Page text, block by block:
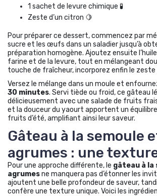
1 sachet de levure chimique 🧪
Zeste d’un citron 🍋
Pour préparer ce dessert, commencez par
sucre et les œufs dans un saladier jusqu’à
préparation homogène. Ajoutez ensuite l’huile
farine et de la levure, tout en mélangeant
touche de fraîcheur, incorporez enfin le zeste
Versez le mélange dans un moule et
30 minutes. Servi tiède ou froid, ce gâteau
délicieusement avec une salade de fruits
et la douceur du yaourt apportent un
fruits d’été, amplifiant ainsi leur saveur.
Gâteau à la semoule
agrumes : une
Pour une approche différente, le gâteau à la
agrumesne manquera pas d’étonner les
ajoutent une belle profondeur de saveur,
confère une texture unique. Voici les